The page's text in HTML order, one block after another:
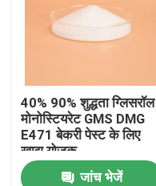
वीडियो
हमारे बारे में
कारखाना भ्रमण
40% 90% शुद्धता ग्लिसरॉल
मोनोस्टियरेट GMS DMG
E471 बेकरी पेस्ट के लिए
खाद्य योजक
जांच भेजें